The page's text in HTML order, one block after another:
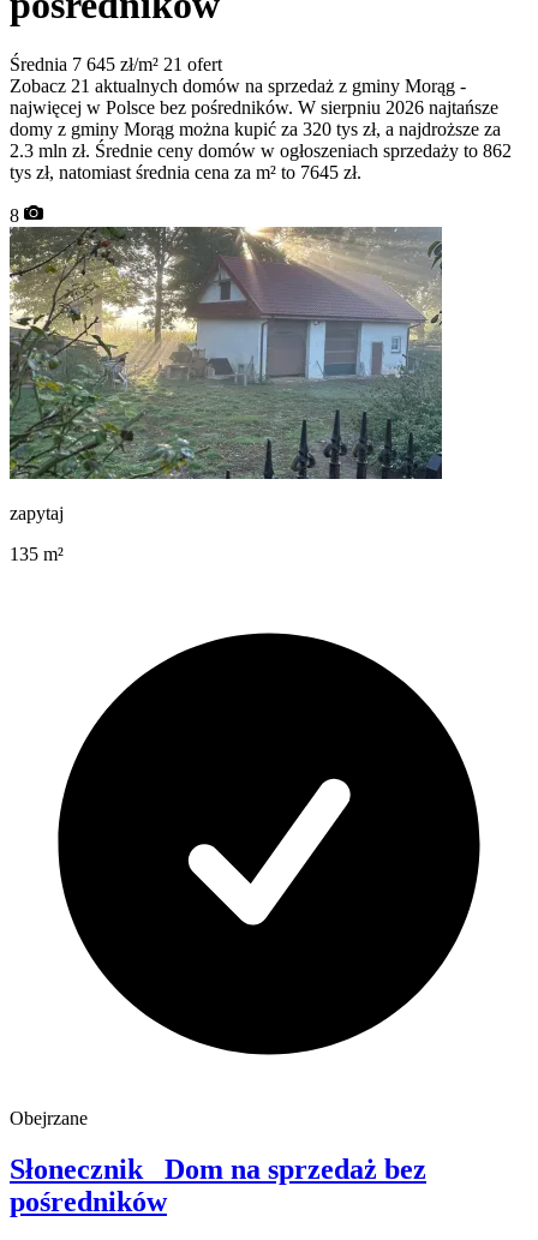
Średnia 7 645 zł/m² 21 ofert
Zobacz 21 aktualnych domów na sprzedaż z gminy Morąg -
najwięcej w Polsce bez pośredników. W sierpniu 2026 najtańsze
domy z gminy Morąg można kupić za 320 tys zł, a najdroższe za
2.3 mln zł. Średnie ceny domów w ogłoszeniach sprzedaży to 862
tys zł, natomiast średnia cena za m² to 7645 zł.
8
zapytaj
135 m²
Obejrzane
Słonecznik Dom na sprzedaż bez
pośredników